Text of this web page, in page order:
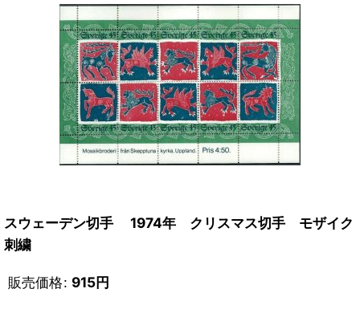
スウェーデン切手 1974年 クリスマス切手 モザイク
刺繍
販売価格: 915円